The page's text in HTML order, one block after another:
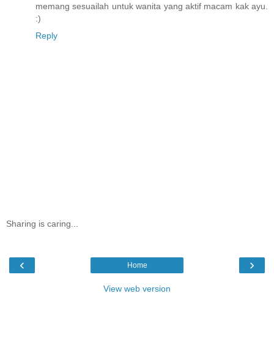
memang sesuailah untuk wanita yang aktif macam kak ayu.
:)
Reply
Sharing is caring...
‹ ›
Home
View web version